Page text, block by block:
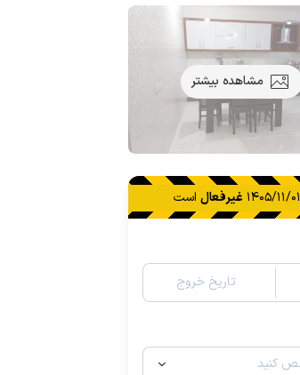
مشاهده بیشتر
1405/11/01 غیرفعال است
تاریخ خروج